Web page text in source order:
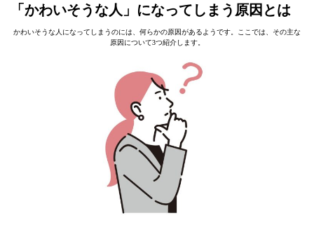
「かわいそうな人」になってしまう原因とは
かわいそうな人になってしまうのには、何らかの原因があるようです。ここでは、その主な
原因について3つ紹介します。